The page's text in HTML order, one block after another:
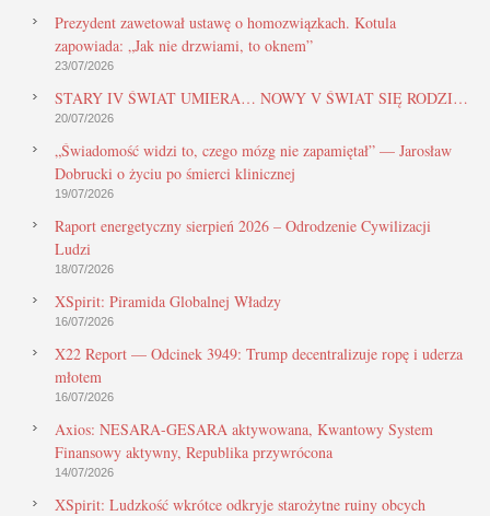
Prezydent zawetował ustawę o homozwiązkach. Kotula
zapowiada: „Jak nie drzwiami, to oknem”
23/07/2026
STARY IV ŚWIAT UMIERA… NOWY V ŚWIAT SIĘ RODZI…
20/07/2026
„Świadomość widzi to, czego mózg nie zapamiętał” — Jarosław
Dobrucki o życiu po śmierci klinicznej
19/07/2026
Raport energetyczny sierpień 2026 – Odrodzenie Cywilizacji
Ludzi
18/07/2026
XSpirit: Piramida Globalnej Władzy
16/07/2026
X22 Report — Odcinek 3949: Trump decentralizuje ropę i uderza
młotem
16/07/2026
Axios: NESARA-GESARA aktywowana, Kwantowy System
Finansowy aktywny, Republika przywrócona
14/07/2026
XSpirit: Ludzkość wkrótce odkryje starożytne ruiny obcych